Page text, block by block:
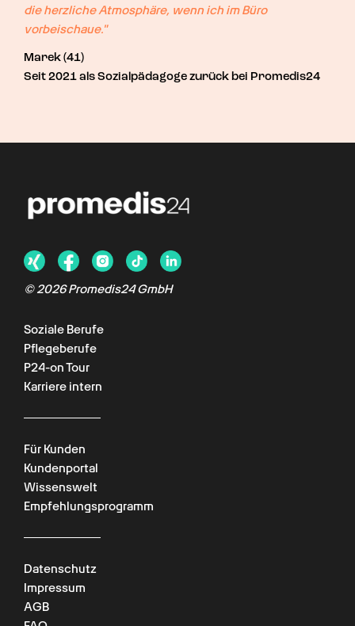
die herzliche Atmosphäre, wenn ich im Büro
vorbeischaue."
Marek (41)
Seit 2021 als Sozialpädagoge zurück bei Promedis24
©2026Promedis24 GmbH
Soziale Berufe
Pflegeberufe
P24-on Tour
Karriere intern
Für Kunden
Kundenportal
Wissenswelt
Empfehlungsprogramm
Datenschutz
Impressum
AGB